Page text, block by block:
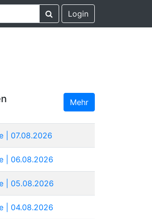
Login
Mehr
| 07.08.2026
| 06.08.2026
| 05.08.2026
| 04.08.2026